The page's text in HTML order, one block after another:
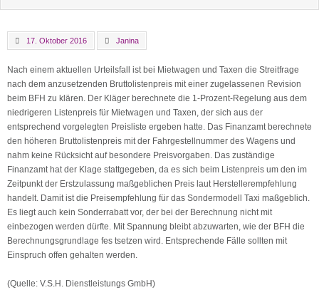
17. Oktober 2016 Janina
Nach einem aktuellen Urteilsfall ist bei Mietwagen und Taxen die Streitfrage
nach dem anzusetzenden Bruttolistenpreis mit einer zugelassenen Revision
beim BFH zu klären. Der Kläger berechnete die 1-Prozent-Regelung aus dem
niedrigeren Listenpreis für Mietwagen und Taxen, der sich aus der
entsprechend vorgelegten Preisliste ergeben hatte. Das Finanzamt berechnete
den höheren Bruttolistenpreis mit der Fahrgestellnummer des Wagens und
nahm keine Rücksicht auf besondere Preisvorgaben. Das zuständige
Finanzamt hat der Klage stattgegeben, da es sich beim Listenpreis um den im
Zeitpunkt der Erstzulassung maßgeblichen Preis laut Herstellerempfehlung
handelt. Damit ist die Preisempfehlung für das Sondermodell Taxi maßgeblich.
Es liegt auch kein Sonderrabatt vor, der bei der Berechnung nicht mit
einbezogen werden dürfte. Mit Spannung bleibt abzuwarten, wie der BFH die
Berechnungsgrundlage fes tsetzen wird. Entsprechende Fälle sollten mit
Einspruch offen gehalten werden.
(Quelle: V.S.H. Dienstleistungs GmbH)